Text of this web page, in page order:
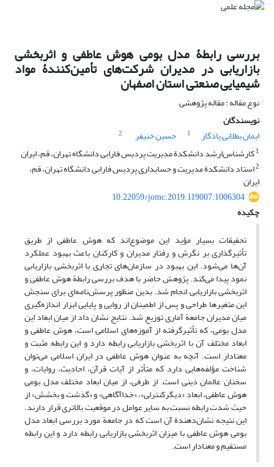
بررسی رابطۀ مدل بومی هوش عاطفی و اثربخشی
بازاریابی در مدیران شرکت‌های تأمین‌کنندۀ مواد
شیمیایی صنعتی استان اصفهان
نوع مقاله : مقاله پژوهشی
نویسندگان
ایمان بطلانی یادگار
1 حسین خنیفر
2
1کارشناس‌ارشد دانشکدة مدیریت پردیس فارابی دانشگاه تهران، قم، ایران
2استاد دانشکدة مدیریت و حسابداری پردیس فارابی دانشگاه تهران، قم،
ایران
10.22059/jomc.2019.119007.1006304
چکیده
تحقیقات بسیار مؤید این موضوع‌اند که هوش عاطفی از طریق
تأثیرگذاری بر نگرش و رفتار مدیران و کارکنان باعث بهبود عملکرد
آن‌ها می‌شود. این بهبود در سازمان‌های تجاری با اثربخشی بازاریابی
نمود پیدا می‌کند. پژوهش حاضر با هدف بررسی رابطة هوش عاطفی و
اثربخشی بازاریابی انجام شد. بدین منظور پرسش‌نامه‌ای برای سنجش
این متغیرها طراحی و پس از اطمینان از روایی و پایایی ابزار اندازه‌گیری
میان مدیران جامعة آماری توزیع شد. نتایج نشان داد از میان ابعاد این
مدل بومی، که تأثیرگرفته از آموزه‌های اسلامی است، هوش عاطفی و
ابعاد مختلف آن با اثربخشی بازاریابی رابطه دارد و این رابطه مثبت و
معنادار است. آنچه به عنوان هوش عاطفی در ایران اسلامی می‌توان
شناخت مؤلفه‌هایی دارد که متأثر از آیات قرآن، احادیث، روایات، و
سخنان عالمان دینی است. از طرفی، از میان ابعاد مختلف مدل بومی
هوش عاطفی، ابعاد «دیگرکنترلی»، «خداآگاهی» و «گذشت و بخشش» از
حیث شدت رابطه نسبت به سایر عوامل در موقعیت بالاتری قرار دارند.
این نتیجه نشان‌دهندة آن است که در جامعة مورد بررسی ابعاد مدل
بومی هوش عاطفی با میزان اثربخشی بازاریابی رابطه دارد و این رابطه
مستقیم و معنادار است.